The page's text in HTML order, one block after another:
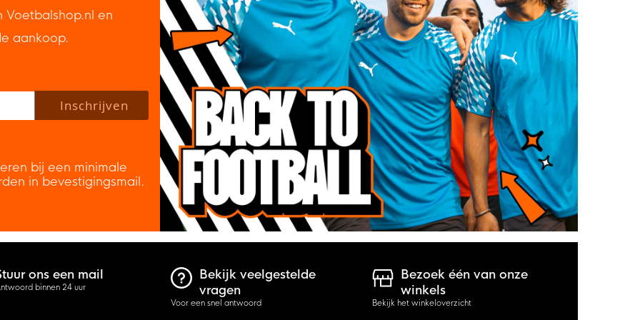
Voetbalshop.nl en
aankoop.
policy to subscribe to our newsletter.
Inschrijven
bij een minimale
in bevestigingsmail.
ons een mail
binnen 24 uur
Bekijk veelgestelde
vragen
Voor een snel antwoord
Bezoek één van onze
winkels
Bekijk het winkeloverzicht